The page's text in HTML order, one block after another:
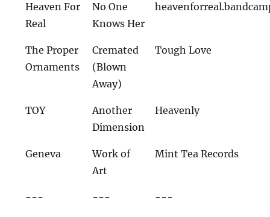
Heaven For
Real
No One
Knows Her
The Proper
Ornaments
Cremated
(Blown
Away)
Tough Love
TOY
Another
Dimension
Heavenly
Geneva
Work of
Art
Mint Tea Records
--- --- ---